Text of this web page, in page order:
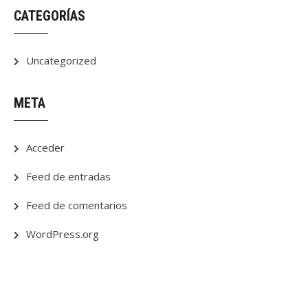
CATEGORÍAS
Uncategorized
META
Acceder
Feed de entradas
Feed de comentarios
WordPress.org